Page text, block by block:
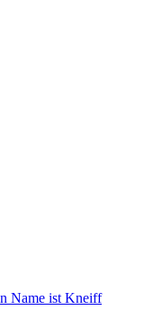
Name ist Kneiff